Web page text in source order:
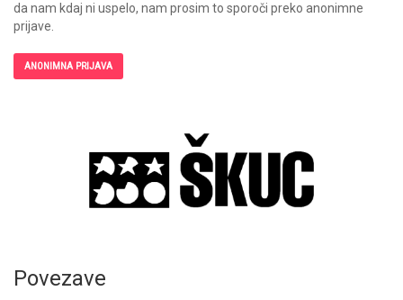
da nam kdaj ni uspelo, nam prosim to sporoči preko anonimne
prijave.
ANONIMNA PRIJAVA
Povezave